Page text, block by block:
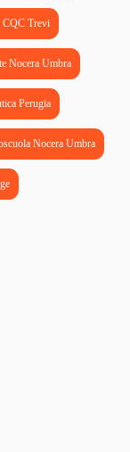
CQC Trevi
Nocera Umbra
Perugia
Nocera Umbra